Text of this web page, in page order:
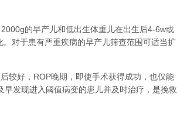
的早产儿和低出生体重儿在出生后4-6w或
对于患有严重疾病的早产儿筛查范围可适当扩
较好，ROP晚期，即使手术获得成功，也仅能
发现进入阈值病变的患儿并及时治疗，是挽救